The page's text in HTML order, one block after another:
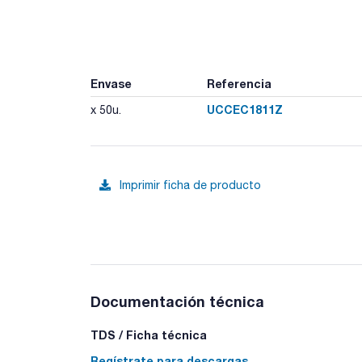
Envase Referencia
x 50u. UCCEC1811Z
Imprimir ficha de producto
Documentación técnica
TDS / Ficha técnica